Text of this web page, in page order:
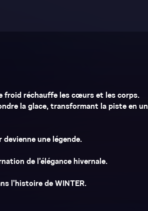
froid réchauffe les cœurs et les corps.
la glace, transformant la piste en un
devienne une légende.
de l’élégance hivernale.
l’histoire de WINTER.